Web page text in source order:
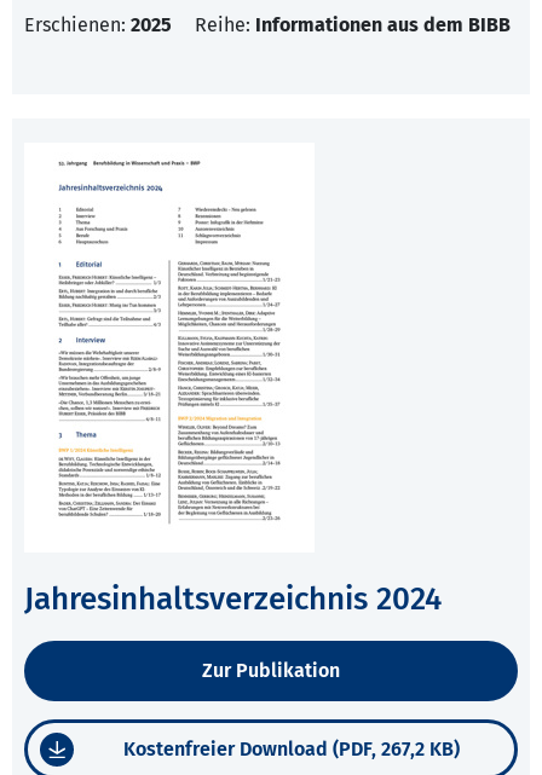
Erschienen: 2025 Reihe: Informationen aus dem BIBB
Jahresinhaltsverzeichnis 2024
Zur Publikation
Kostenfreier Download (PDF, 267,2 KB)